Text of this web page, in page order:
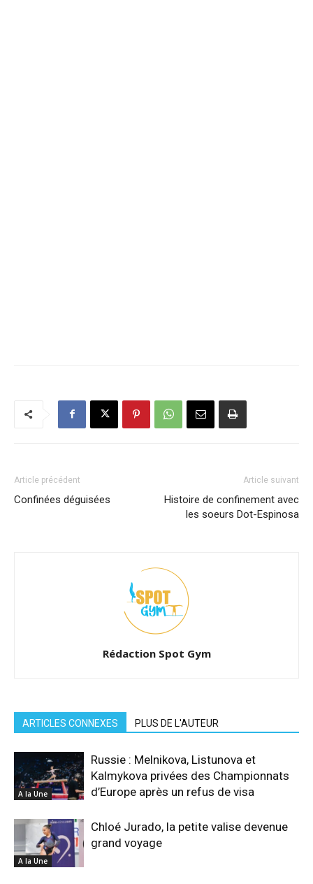
Article précédent
Confinées déguisées
Article suivant
Histoire de confinement avec
les soeurs Dot-Espinosa
Rédaction Spot Gym
ARTICLES CONNEXES PLUS DE L'AUTEUR
A la Une
Russie : Melnikova, Listunova et
Kalmykova privées des Championnats
d’Europe après un refus de visa
A la Une
Chloé Jurado, la petite valise devenue
grand voyage